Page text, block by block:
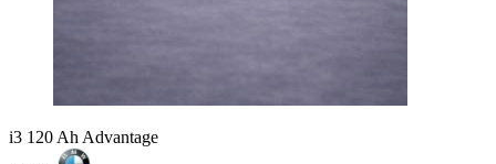
i3 120 Ah Advantage